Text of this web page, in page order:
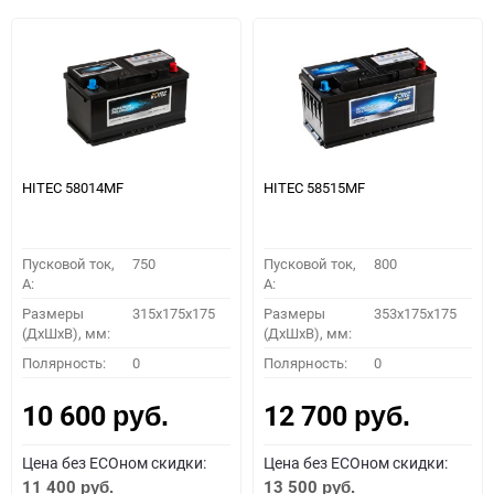
HITEC 58014MF
Пусковой ток,
A:
750
Размеры
(ДхШхВ), мм:
315x175x175
Полярность: 0
10 600 руб.
Цена без ECOном скидки:
11 400 руб.
HITEC 58515MF
Пусковой ток,
A:
800
Размеры
(ДхШхВ), мм:
353x175x175
Полярность: 0
12 700 руб.
Цена без ECOном скидки:
13 500 руб.